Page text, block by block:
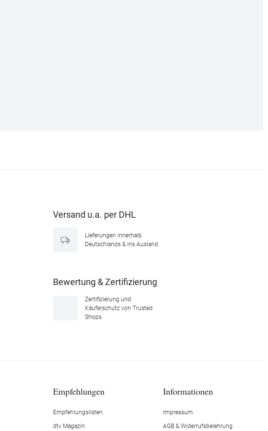
Versand u.a. per DHL
Lieferungen innerhalb
Deutschlands & ins Ausland
Bewertung & Zertifizierung
Zertifizierung und
Käuferschutz von Trusted
Shops
Empfehlungen
Empfehlungslisten
dtv Magazin
Informationen
Impressum
AGB & Widerrufsbelehrung